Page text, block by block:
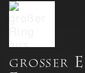
großer